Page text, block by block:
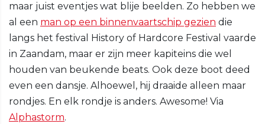
maar juist eventjes wat blije beelden. Zo hebben we
al een man op een binnenvaartschip gezien die
langs het festival History of Hardcore Festival vaarde
in Zaandam, maar er zijn meer kapiteins die wel
houden van beukende beats. Ook deze boot deed
even een dansje. Alhoewel, hij draaide alleen maar
rondjes. En elk rondje is anders. Awesome! Via
Alphastorm.